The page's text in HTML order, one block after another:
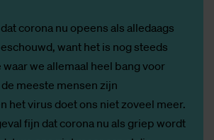
corona nu opeens als alledaags
want het is nog steeds
we allemaal heel bang voor
meeste mensen zijn
het virus doet ons niet zoveel meer.
fijn dat corona nu als griep wordt